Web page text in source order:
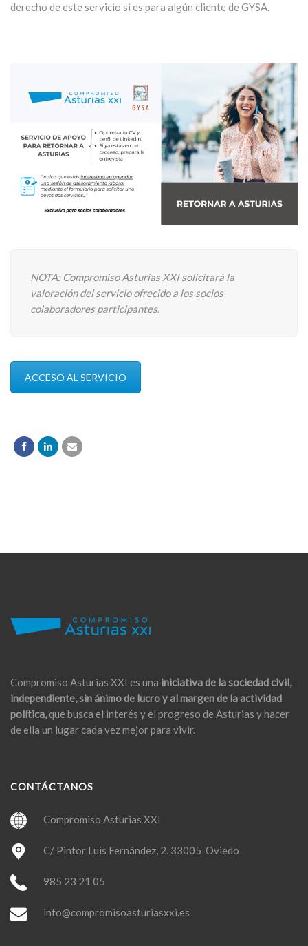
derecho de este servicio si es para algún cliente de GYSA.
NOTA: Compromiso Asturias XXI solicitará la
valoración del servicio ofrecido a los socios
colaboradores participantes.
ACCESO AL SERVICIO
Compromiso Asturias XXI es una iniciativa de la sociedad civil,
independiente, sin ánimo de lucro y al margen de la actividad
política,que busca el interés y el progreso de Asturias y hacer
de ella un lugar cada vez mejor para vivir.
CONTÁCTANOS
Compromiso Asturias XXI
C/ Pintor Luis Fernández, 2. 33005 Oviedo
985 23 21 05
info@compromisoasturiasxxi.es